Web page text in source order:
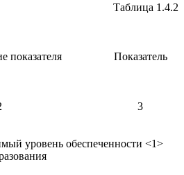
Таблица 1.4.2
показателя Показатель
3
уровень обеспеченности <1>